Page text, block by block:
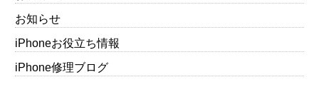
お知らせ
iPhoneお役立ち情報
iPhone修理ブログ